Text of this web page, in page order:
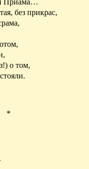
без прикрас,
о том,
*